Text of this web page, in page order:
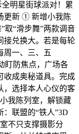
明星街球派对！累
更新 ① 新增小我陈
取“滑步舞”两款调音
接兑换大。若是每轮
周一、三、五
盯防焦点，广场各
收成奥秘道具。完成
，选择本人心仪的客
我陈列室，解锁藏
联盟的“铁人”3D
不只支撑摄影分